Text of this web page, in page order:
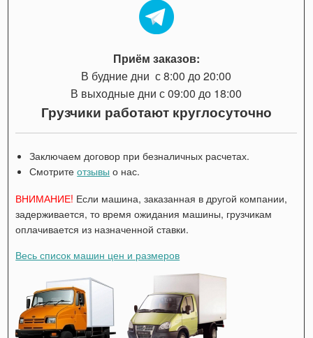
Приём заказов:
В будние дни с 8:00 до 20:00
В выходные дни с 09:00 до 18:00
Грузчики работают круглосуточно
Заключаем договор при безналичных расчетах.
Смотритеотзывы о нас.
ВНИМАНИЕ! Если машина, заказанная в другой компании,
задерживается, то время ожидания машины, грузчикам
оплачивается из назначенной ставки.
Весь список машин цен и размеров